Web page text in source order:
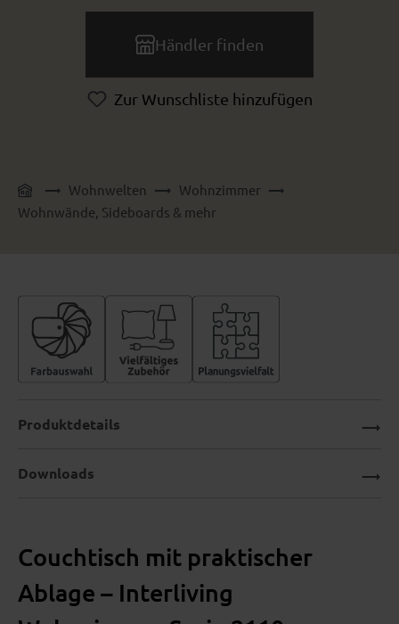
Händler finden
Zur Wunschliste hinzufügen
Wohnwelten
Wohnzimmer
Wohnwände, Sideboards & mehr
Couchtisch mit praktischer
Ablage – Interliving
Produktdetails
Downloads